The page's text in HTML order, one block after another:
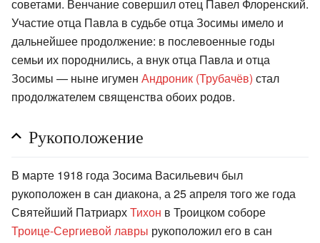
советами. Венчание совершил отец Павел Флоренский.
Участие отца Павла в судьбе отца Зосимы имело и
дальнейшее продолжение: в послевоенные годы
семьи их породнились, а внук отца Павла и отца
Зосимы — ныне игумен Андроник (Трубачёв) стал
продолжателем священства обоих родов.
Рукоположение
В марте 1918 года Зосима Васильевич был
рукоположен в сан диакона, а 25 апреля того же года
Святейший ПатриархТихон в Троицком соборе
Троице-Сергиевой лавры рукоположил его в сан